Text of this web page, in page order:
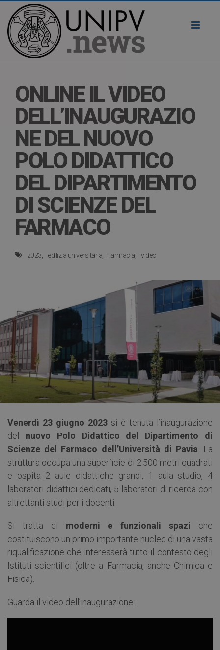
ONLINE IL VIDEO
DELL’INAUGURAZIO
NE DEL NUOVO
POLO DIDATTICO
DEL DIPARTIMENTO
DI SCIENZE DEL
FARMACO
2023 edilizia universitaria farmacia video
Venerdì 23 giugno 2023 si è tenuta l’inaugurazione
del nuovo Polo Didattico del Dipartimento di
Scienze del Farmaco dell’Università di Pavia . La
struttura occupa una superficie di 2.500 metri quadrati
e ospita 2 aule didattiche grandi, 1 aula studio, 4
laboratori didattici dedicati, 5 laboratori di ricerca con
altrettanti studi per i docenti.
Si tratta di moderni e funzionali spazi che
costituiscono un primo importante nucleo di una vasta
riqualificazione che interesserà tutto il contesto degli
Istituti scientifici (oltre a Farmacia, anche Chimica e
Fisica).
Guarda il video dell’inaugurazione: